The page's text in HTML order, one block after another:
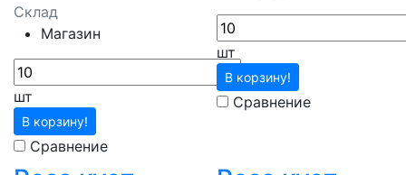
Склад
Магазин
шт
В корзину!
Сравнение
шт
В корзину!
Сравнение